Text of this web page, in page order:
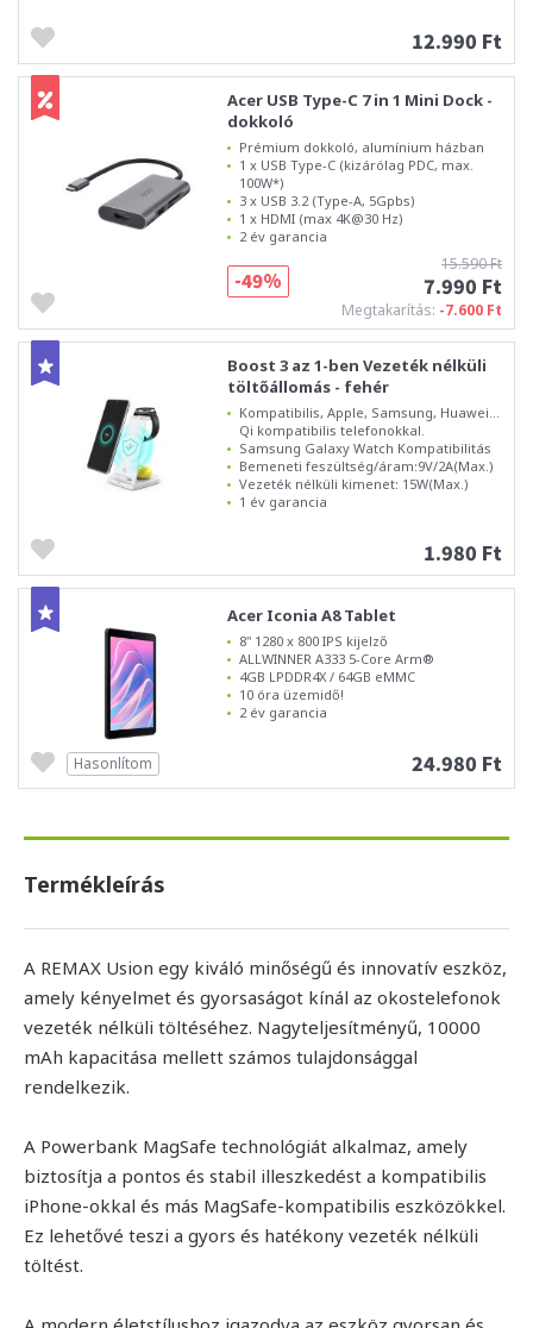
12.990 Ft
Acer USB Type-C 7 in 1 Mini Dock -
dokkoló
Prémium dokkoló, alumínium házban
1 x USB Type-C (kizárólag PDC, max.
100W*)
3 x USB 3.2 (Type-A, 5Gpbs)
1 x HDMI (max 4K@30 Hz)
2 év garancia
15.590 Ft
7.990 Ft
Megtakarítás: -7.600 Ft
-49%
Boost 3 az 1-ben Vezeték nélküli
töltőállomás - fehér
Kompatibilis, Apple, Samsung, Huawei...
Qi kompatibilis telefonokkal.
Samsung Galaxy Watch Kompatibilitás
Bemeneti feszültség/áram:9V/2A(Max.)
Vezeték nélküli kimenet: 15W(Max.)
1 év garancia
1.980 Ft
Acer Iconia A8 Tablet
8" 1280 x 800 IPS kijelző
ALLWINNER A333 5-Core Arm®
4GB LPDDR4X / 64GB eMMC
10 óra üzemidő!
2 év garancia
24.980 Ft
Hasonlítom
Termékleírás
A REMAX Usion egy kiváló minőségű és innovatív eszköz,
amely kényelmet és gyorsaságot kínál az okostelefonok
vezeték nélküli töltéséhez. Nagyteljesítményű, 10000
mAh kapacitása mellett számos tulajdonsággal
rendelkezik.
A Powerbank MagSafe technológiát alkalmaz, amely
biztosítja a pontos és stabil illeszkedést a kompatibilis
iPhone-okkal és más MagSafe-kompatibilis eszközökkel.
Ez lehetővé teszi a gyors és hatékony vezeték nélküli
töltést.